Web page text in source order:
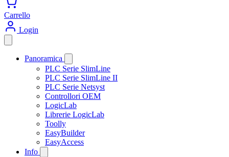
Carrello
Login
Panoramica
PLC Serie SlimLine
PLC Serie SlimLine II
PLC Serie Netsyst
Controllori OEM
LogicLab
Librerie LogicLab
Toolly
EasyBuilder
EasyAccess
Info